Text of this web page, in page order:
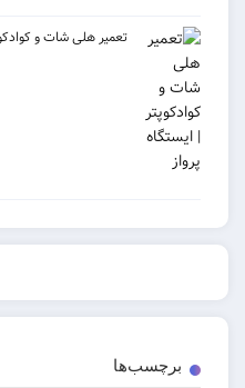
تعمیر هلی شات و کوادکوپتر | ایستگاه پرواز